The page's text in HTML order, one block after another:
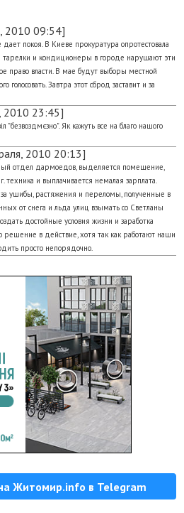
09:54]
покоя. В Киеве прокуратура опротестовала
тарелки и кондиционеры в городе нарушают эти
право власти. В мае будут выборы местной
голосовать. Завтра этот сброд заставит и за
23:45]
"безвоздмєзно". Як кажуть все на благо нашого
2010 20:13]
отдел дармоедов, выделяется помещение,
техника и выплачивается немалая зарплата.
ушибы, растяжения и переломы, полученные в
от снега и льда улиц взымать со Светланы
достойные условия жизни и заработка
решение в действие, хотя так как работают наши
просто непорядочно.
Житомир.info в Telegram